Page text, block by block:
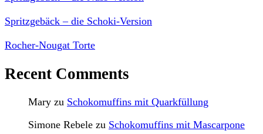
Spritzgebäck – die Schoki-Version
Rocher-Nougat Torte
Recent Comments
Mary zu Schokomuffins mit Quarkfüllung
Simone Rebele zu Schokomuffins mit Mascarpone